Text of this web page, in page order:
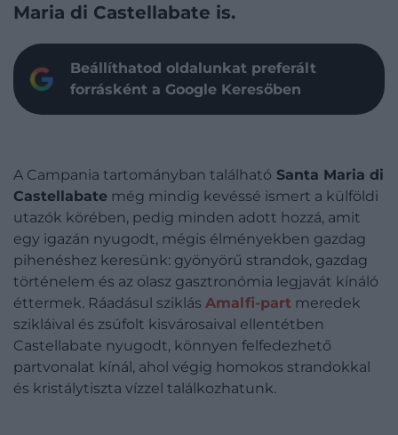
Maria di Castellabate is.
Beállíthatod oldalunkat preferált
forrásként a Google Keresőben
A Campania tartományban található Santa Maria di
Castellabate még mindig kevéssé ismert a külföldi
utazók körében, pedig minden adott hozzá, amit
egy igazán nyugodt, mégis élményekben gazdag
pihenéshez keresünk: gyönyörű strandok, gazdag
történelem és az olasz gasztronómia legjavát kínáló
éttermek. Ráadásul sziklás Amalfi-part meredek
szikláival és zsúfolt kisvárosaival ellentétben
Castellabate nyugodt, könnyen felfedezhető
partvonalat kínál, ahol végig homokos strandokkal
és kristálytiszta vízzel találkozhatunk.